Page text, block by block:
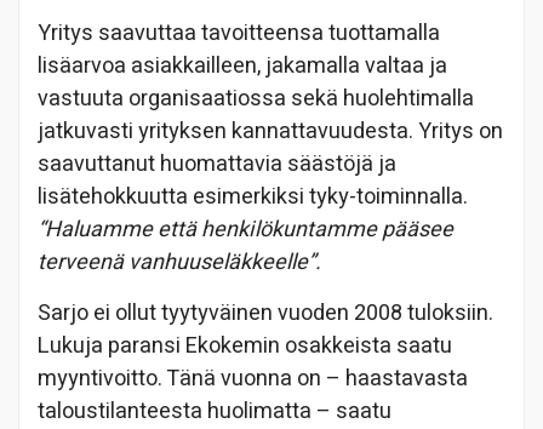
Yritys saavuttaa tavoitteensa tuottamalla
lisäarvoa asiakkailleen, jakamalla valtaa ja
vastuuta organisaatiossa sekä huolehtimalla
jatkuvasti yrityksen kannattavuudesta. Yritys on
saavuttanut huomattavia säästöjä ja
lisätehokkuutta esimerkiksi tyky-toiminnalla.
“Haluamme että henkilökuntamme pääsee
terveenä vanhuuseläkkeelle”.
Sarjo ei ollut tyytyväinen vuoden 2008 tuloksiin.
Lukuja paransi Ekokemin osakkeista saatu
myyntivoitto. Tänä vuonna on – haastavasta
taloustilanteesta huolimatta – saatu